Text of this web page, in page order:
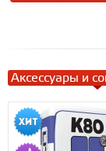
Аксессуары и